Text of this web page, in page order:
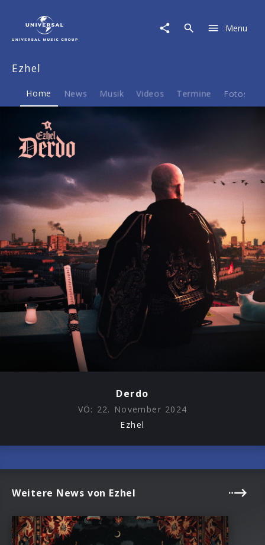
Menu
Ezhel
Home News Musik Videos Termine Fotos
Derdo
VÖ: 22. November 2024
Ezhel
Weitere News von Ezhel